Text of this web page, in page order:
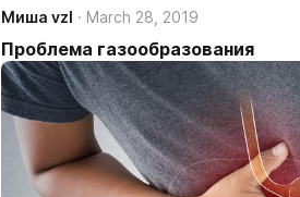
Миша vzl March 28, 2019
Проблема газообразования